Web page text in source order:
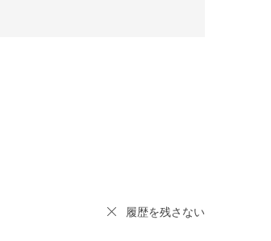
履歴を残さない